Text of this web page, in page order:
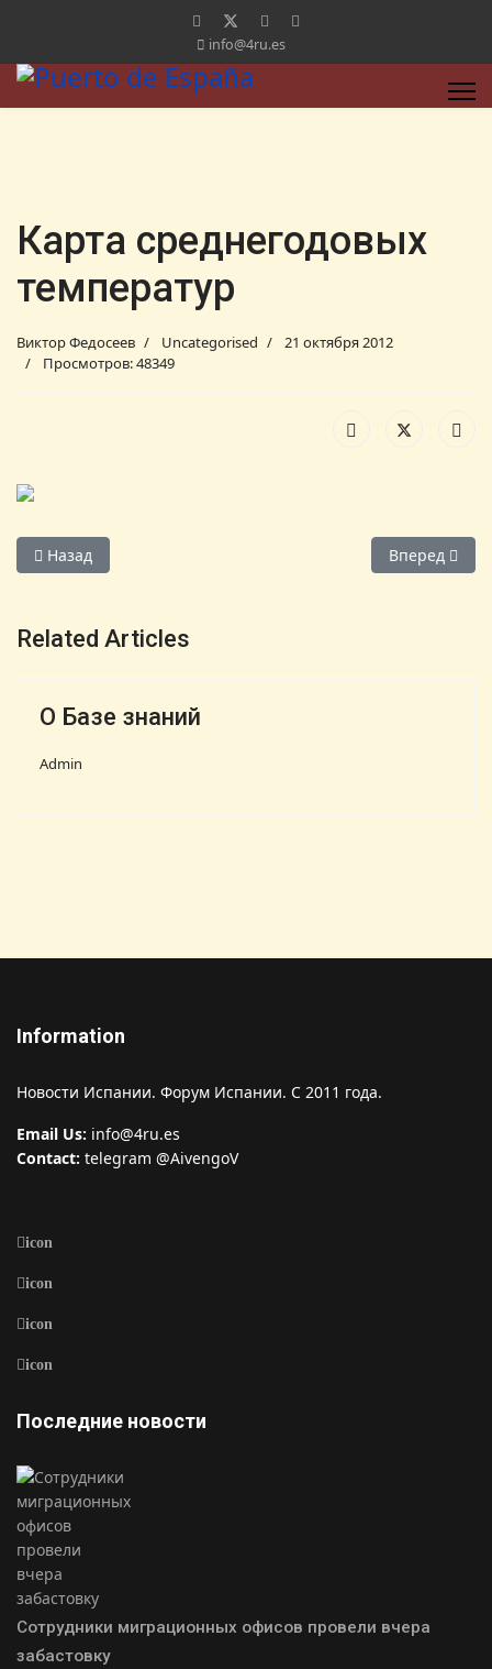
info@4ru.es
Карта среднегодовых
температур
Виктор Федосеев Uncategorised
21 октября 2012
Просмотров: 48349
Предыдущий: Экологическая карта Испании
Назад Следующий:
Вперед
Related Articles
О Базе знаний
Admin
Information
Новости Испании. Форум Испании. С 2011 года.
Email Us: info@4ru.es
Contact: telegram @AivengoV
icon
icon
icon
icon
Последние новости
Сотрудники миграционных офисов провели вчера
забастовку